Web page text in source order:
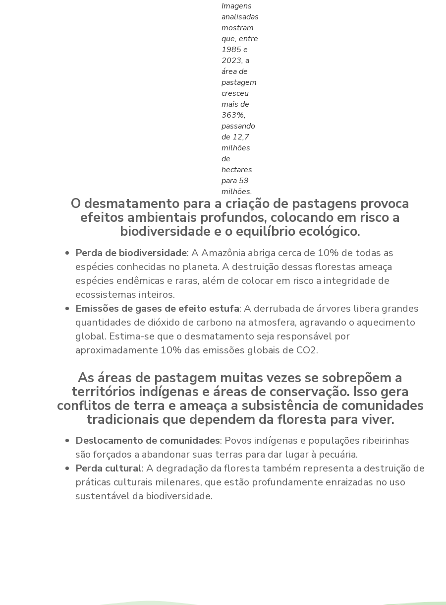
Imagens
analisadas
mostram
que, entre
1985 e
2023, a
área de
pastagem
cresceu
mais de
363%,
passando
de 12,7
milhões
de
hectares
para 59
milhões.
O desmatamento para a criação de pastagens provoca
efeitos ambientais profundos, colocando em risco a
biodiversidade e o equilíbrio ecológico.
Perda de biodiversidade: A Amazônia abriga cerca de 10% de todas as
espécies conhecidas no planeta. A destruição dessas florestas ameaça
espécies endêmicas e raras, além de colocar em risco a integridade de
ecossistemas inteiros.
Emissões de gases de efeito estufa: A derrubada de árvores libera grandes
quantidades de dióxido de carbono na atmosfera, agravando o aquecimento
global. Estima-se que o desmatamento seja responsável por
aproximadamente 10% das emissões globais de CO2.
As áreas de pastagem muitas vezes se sobrepõem a
territórios indígenas e áreas de conservação. Isso gera
conflitos de terra e ameaça a subsistência de comunidades
tradicionais que dependem da floresta para viver.
Deslocamento de comunidades: Povos indígenas e populações ribeirinhas
são forçados a abandonar suas terras para dar lugar à pecuária.
Perda cultural: A degradação da floresta também representa a destruição de
práticas culturais milenares, que estão profundamente enraizadas no uso
sustentável da biodiversidade.